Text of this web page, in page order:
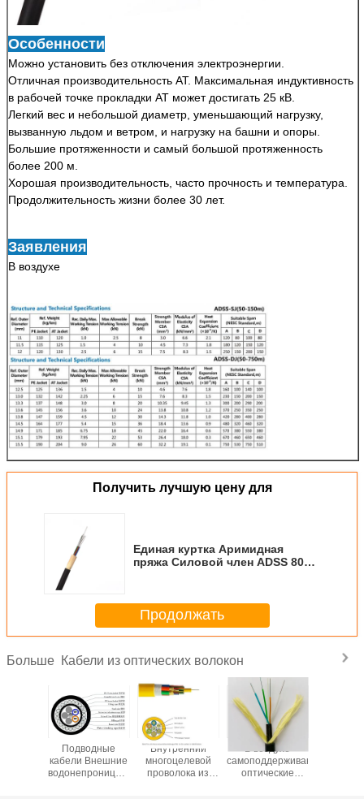
Особенности
Можно установить без отключения электроэнергии.
Отличная производительность АТ. Максимальная индуктивность
в рабочей точке прокладки АТ может достигать 25 кВ.
Легкий вес и небольшой диаметр, уменьшающий нагрузку,
вызванную льдом и ветром, и нагрузку на башни и опоры.
Большие протяженности и самый большой протяженность
более 200 м.
Хорошая производительность, часто прочность и температура.
Продолжительность жизни более 30 лет.
Заявления
В воздухе
Получить лучшую цену для
Единая куртка Аримидная
пряжа Силовой член ADSS 80м
Продолжать
Больше Кабели из оптических волокон
Подводные
кабели Внешние
водонепроницаемые
Внутренний
многоцелевой
проволока из
В воздухе
самоподдерживающиеся
оптические